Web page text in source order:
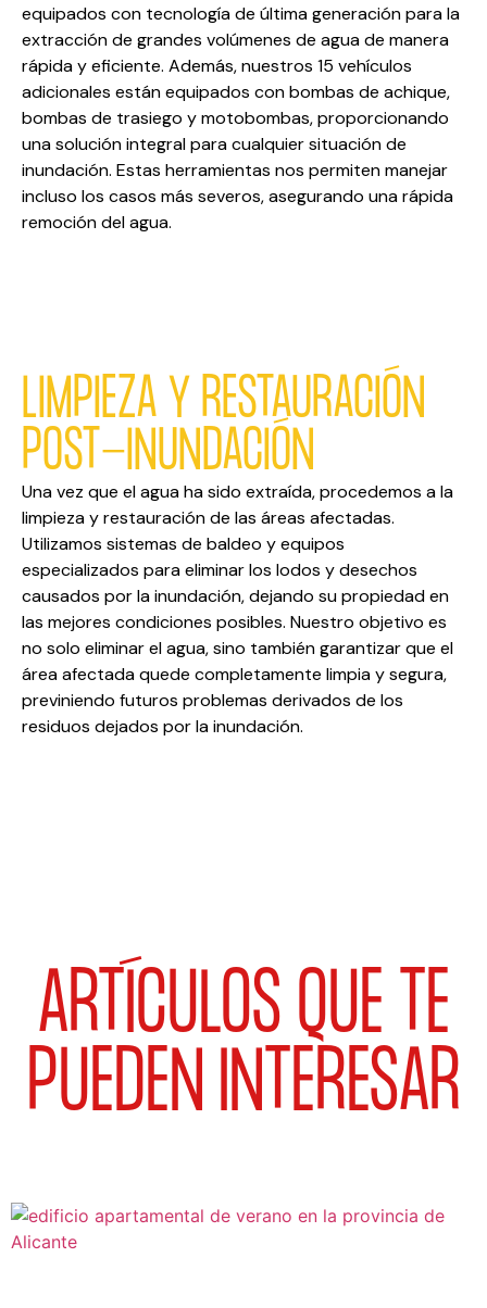
equipados con tecnología de última generación para la
extracción de grandes volúmenes de agua de manera
rápida y eficiente. Además, nuestros 15 vehículos
adicionales están equipados con bombas de achique,
bombas de trasiego y motobombas, proporcionando
una solución integral para cualquier situación de
inundación. Estas herramientas nos permiten manejar
incluso los casos más severos, asegurando una rápida
remoción del agua.
LIMPIEZA Y RESTAURACIÓN
POST-INUNDACIÓN
Una vez que el agua ha sido extraída, procedemos a la
limpieza y restauración de las áreas afectadas.
Utilizamos sistemas de baldeo y equipos
especializados para eliminar los lodos y desechos
causados por la inundación, dejando su propiedad en
las mejores condiciones posibles. Nuestro objetivo es
no solo eliminar el agua, sino también garantizar que el
área afectada quede completamente limpia y segura,
previniendo futuros problemas derivados de los
residuos dejados por la inundación.
ARTÍCULOS QUE TE
PUEDEN INTERESAR